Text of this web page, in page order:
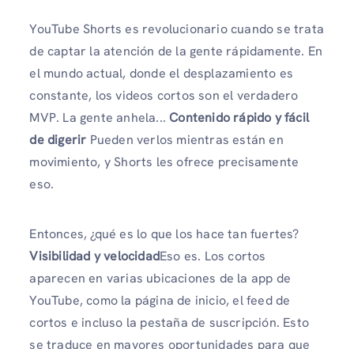
YouTube Shorts es revolucionario cuando se trata
de captar la atención de la gente rápidamente. En
el mundo actual, donde el desplazamiento es
constante, los videos cortos son el verdadero
MVP. La gente anhela...Contenido rápido y fácil
de digerir Pueden verlos mientras están en
movimiento, y Shorts les ofrece precisamente
eso.
Entonces, ¿qué es lo que los hace tan fuertes?
Visibilidad y velocidadEso es. Los cortos
aparecen en varias ubicaciones de la app de
YouTube, como la página de inicio, el feed de
cortos e incluso la pestaña de suscripción. Esto
se traduce en mayores oportunidades para que